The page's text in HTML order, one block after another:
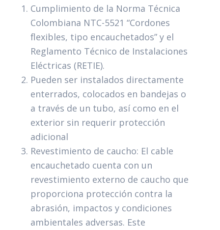
Cumplimiento de la Norma Técnica
Colombiana NTC-5521 “Cordones
flexibles, tipo encauchetados” y el
Reglamento Técnico de Instalaciones
Eléctricas (RETIE).
Pueden ser instalados directamente
enterrados, colocados en bandejas o
a través de un tubo, así como en el
exterior sin requerir protección
adicional
Revestimiento de caucho: El cable
encauchetado cuenta con un
revestimiento externo de caucho que
proporciona protección contra la
abrasión, impactos y condiciones
ambientales adversas. Este